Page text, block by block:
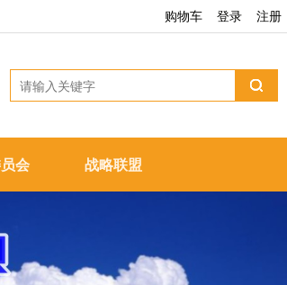
登录 注册
购物车
会 战略联盟